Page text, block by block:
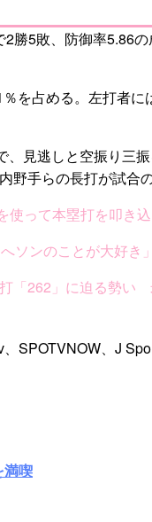
5敗、防御率5.86
を占める。左打者
見逃しと空振り三
内野手らの長打が試合
って本塁打を叩き込
ンのことが大好き」
「262」に迫る勢い
SPOTVNOW、J
満喫